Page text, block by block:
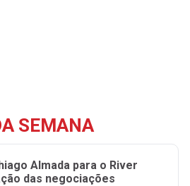
SEMANA
Almada para o River
das negociações